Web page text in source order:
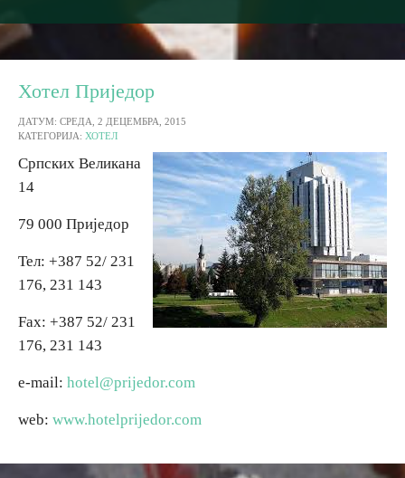
Хотел Приједор
ДАТУМ: СРЕДА, 2 ДЕЦЕМБРА, 2015
КАТЕГОРИЈА: ХОТЕЛ
Српских Великана
14
79 000 Приједор
Тел: +387 52/ 231
176, 231 143
Fax: +387 52/ 231
176, 231 143
e-mail: hotel@prijedor.com
web: www.hotelprijedor.com